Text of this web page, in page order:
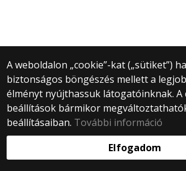
A weboldalon „cookie”-kat („sütiket”)
biztonságos böngészés mellett a
élményt nyújthassuk látogatóinknak. A
beállítások bármikor
beállításaiban. További információ
Elfogadom